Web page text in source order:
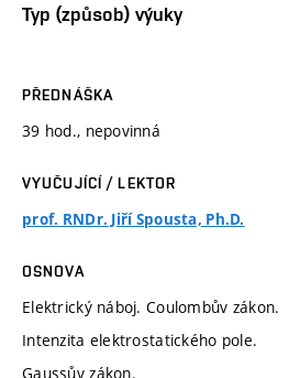
Typ (způsob) výuky
PŘEDNÁŠKA
39 hod., nepovinná
VYUČUJÍCÍ / LEKTOR
prof. RNDr. Jiří Spousta, Ph.D.
OSNOVA
Elektrický náboj. Coulombův zákon.
Intenzita elektrostatického pole.
Gaussův zákon.